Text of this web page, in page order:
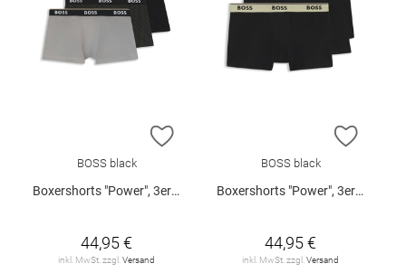
ZUR WUNSCHLISTE HINZUFÜGEN
BOSS black
Boxershorts "Power", 3er-Pack
44,95 €
inkl. MwSt. zzgl.Versand
ZUR
BOSS black
Boxershorts "Power", 3er-Pack
44,95 €
inkl. MwSt. zzgl.Versand